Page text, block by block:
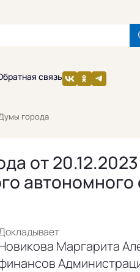
связь
города
от
Маргарита